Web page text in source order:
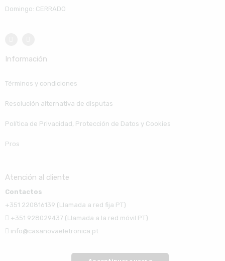
Domingo: CERRADO
Información
Términos y condiciones
Resolución alternativa de disputas
Política de Privacidad, Protección de Datos y Cookies
Pros
Atención al cliente
Contactos
+351 220816139 (Llamada a red fija PT)
+351 928029437 (Llamada a la red móvil PT)
info@casanovaeletronica.pt